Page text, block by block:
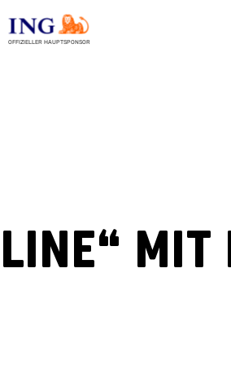
OFFIZIELLER HAUPTSPONSOR
mit